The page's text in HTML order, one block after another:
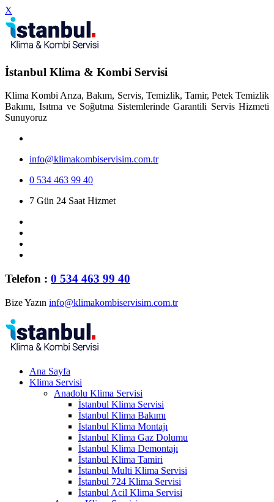
X
İstanbul Klima & Kombi Servisi
Klima Kombi Arıza, Bakım, Servis, Temizlik, Tamir, Petek Temizlik
Bakımı, Isıtma ve Soğutma Sistemlerinde Garantili Servis Hizmeti
Sunuyoruz
info@klimakombiservisim.com.tr
0 534 463 99 40
7 Gün 24 Saat Hizmet
Telefon : 0 534 463 99 40
Bize Yazın info@klimakombiservisim.com.tr
Ana Sayfa
Klima Servisi
Anadolu Klima Servisi
İstanbul Klima Servisi
İstanbul Klima Bakımı
İstanbul Klima Montajı
İstanbul Klima Gaz Dolumu
İstanbul Klima Demontajı
İstanbul Klima Tamiri
İstanbul Multi Klima Servisi
İstanbul 724 Klima Servisi
İstanbul Acil Klima Servisi